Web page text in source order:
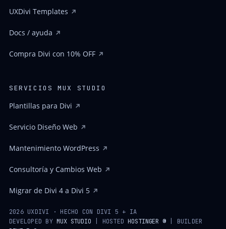
UXDivi Templates
Docs / ayuda
Compra Divi con 10% OFF
SERVICIOS MUX STUDIO
Plantillas para Divi
Servicio Diseño Web
Mantenimiento WordPress
Consultoría y Cambios Web
Migrar de Divi 4 a Divi 5
2026 UXDIVI · HECHO CON DIVI 5 + IA
DEVELOPED BYMUX STUDIO | HOSTEDHOSTINGER ®| BUILDER